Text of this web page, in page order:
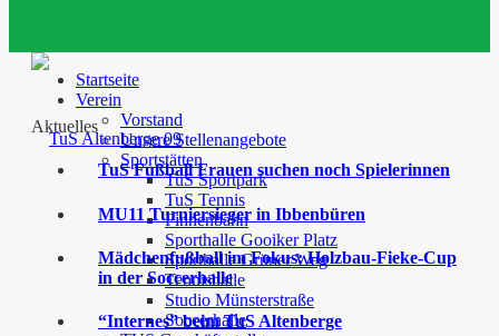
Startseite
Verein
Vorstand
Unsere Stellenangebote
Sportstätten
TuS Sportpark
TuS Tennis
Finnenbahn
Sporthalle Gooiker Platz
Sporthalle Grüner Weg
Tennishalle
Studio Münsterstraße
Soccerhalle
Aktuelles
TuS Fußball Frauen suchen noch Spielerinnen
MU11 Turniersieger in Ibbenbüren
Mädchenfußball im Fokus: Holzbau-Fieke-Cup
in der Soccerhalle
“Internes” beim TuS Altenberge